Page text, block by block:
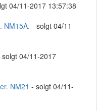
04/11-2017 13:57:38
NM15A. - solgt 04/11-
solgt 04/11-2017
NM21 - solgt 04/11-